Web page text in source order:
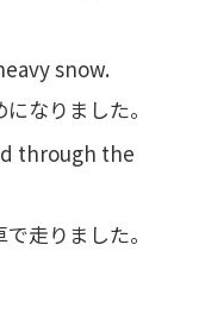
snow.
なりました。
through the
走りました。